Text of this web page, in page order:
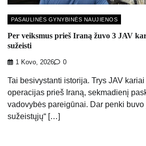
PASAULINĖS GYNYBINĖS NAUJIENOS
Per veiksmus prieš Iraną žuvo 3 JAV
sužeisti
1 Kovo, 2026 0
Tai besivystanti istorija. Trys JAV
operacijas prieš Iraną, sekmadienį
vadovybės pareigūnai. Dar penki buvo
sužeistųjų“ […]